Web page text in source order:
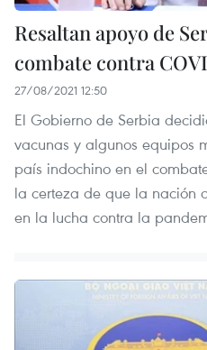
Resaltan apoyo de
combate contra
27/08/2021 12:50
El Gobierno de Serbia
vacunas y algunos equipos
país indochino en el
la certeza de que la nación
en la lucha contra la